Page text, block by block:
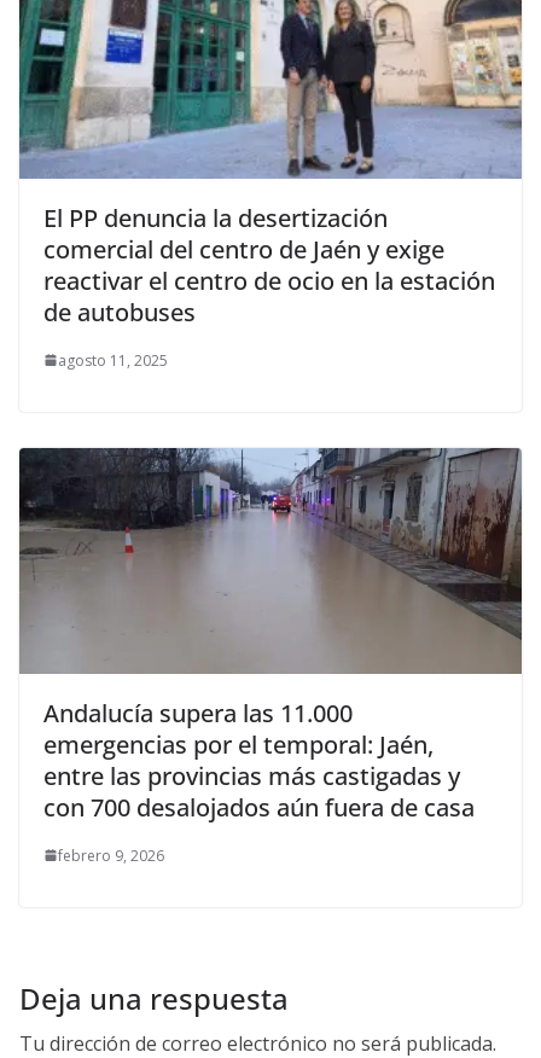
El PP denuncia la desertización
comercial del centro de Jaén y exige
reactivar el centro de ocio en la estación
de autobuses
agosto 11, 2025
Andalucía supera las 11.000
emergencias por el temporal: Jaén,
entre las provincias más castigadas y
con 700 desalojados aún fuera de casa
febrero 9, 2026
Deja una respuesta
Tu dirección de correo electrónico no será publicada.